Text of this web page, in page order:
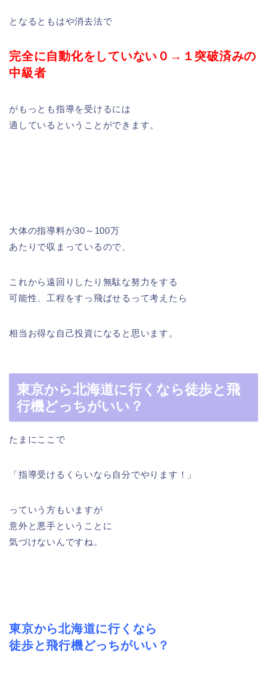
となるともはや消去法で
完全に自動化をしていない０→１突破済みの
中級者
がもっとも指導を受けるには
適しているということができます。
大体の指導料が30～100万
あたりで収まっているので、
これから遠回りしたり無駄な努力をする
可能性、工程をすっ飛ばせるって考えたら
相当お得な自己投資になると思います。
東京から北海道に行くなら徒歩と飛
行機どっちがいい？
たまにここで
「指導受けるくらいなら自分でやります！」
っていう方もいますが
意外と悪手ということに
気づけないんですね。
東京から北海道に行くなら
徒歩と飛行機どっちがいい？